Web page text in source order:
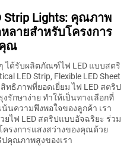
Strip Lights: คุณภาพ
ลายสำหรับโครงการ
ณ
ได้รับผลิตภัณฑ์ไฟ LED แบบสตริ
LED Strip, Flexible LED Sheet
ทธิภาพที่ยอดเยี่ยม ไฟ LED สตริป
รักษาง่าย ทำให้เป็นทางเลือกที่
นความพึงพอใจของลูกค้า เรา
ไฟ LED สตริปแบบอัจฉริยะ ร่วม
ครงการแสงสว่างของคุณด้วย
คุณภาพสูงของเรา